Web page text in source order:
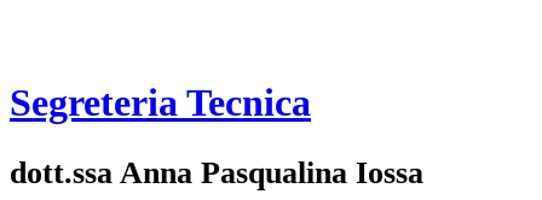
Segreteria Tecnica
dott.ssa Anna Pasqualina Iossa